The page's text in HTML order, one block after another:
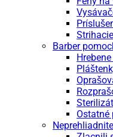
Barber
Ostatné
Neprehliadnite